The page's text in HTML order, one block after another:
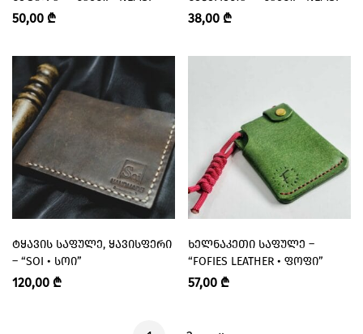
50,00 ₾ 38,00 ₾
ᲢᲧᲐᲕᲘᲡ ᲡᲐᲤᲣᲚᲔ, ᲧᲐᲕᲘᲡᲤᲔᲠᲘ
– “SOI • ᲡᲝᲘ”
120,00 ₾
ᲮᲔᲚᲜᲐᲙᲔᲗᲘ ᲡᲐᲤᲣᲚᲔ –
“FOFIES LEATHER • ᲤᲝᲤᲘ”
57,00 ₾